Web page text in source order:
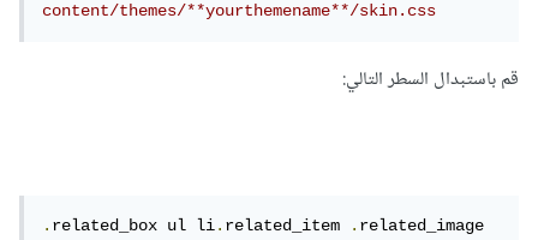
content/themes/**yourthemename**/skin.css
قم باستبدال السطر التالي:
.related_box ul li.related_item .related_image